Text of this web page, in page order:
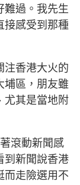
難過。我先生
接感受到那種
注香港大火的
埔區，朋友雖
尤其是當地附
滾動新聞感
到新聞說香港
而走險選用不